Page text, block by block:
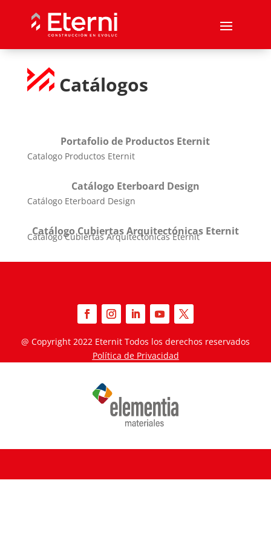
Catálogos
Portafolio de Productos Eternit
Catalogo Productos Eternit
Catálogo Eterboard Design
Catálogo Eterboard Design
Catálogo Cubiertas Arquitectónicas Eternit
Catálogo Cubiertas Arquitectónicas Eternit
@ Copyright 2022 Eternit Todos los derechos reservados
Política de Privacidad